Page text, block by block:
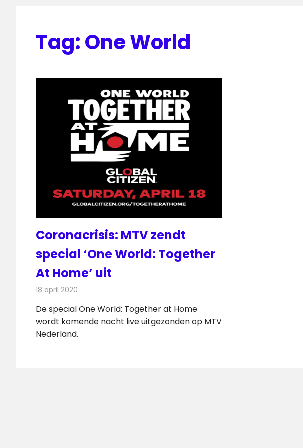
Tag:One World
Coronacrisis: MTV zendt
special ‘One World: Together
At Home’ uit
18 april 2020
De special One World: Together at Home
wordt komende nacht live uitgezonden op MTV
Nederland.